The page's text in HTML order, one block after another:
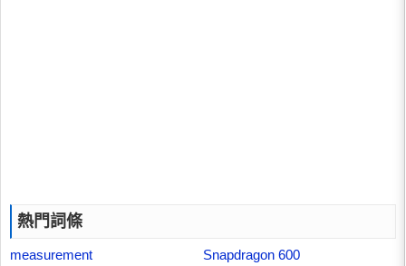
熱門詞條
measurement
Snapdragon 600